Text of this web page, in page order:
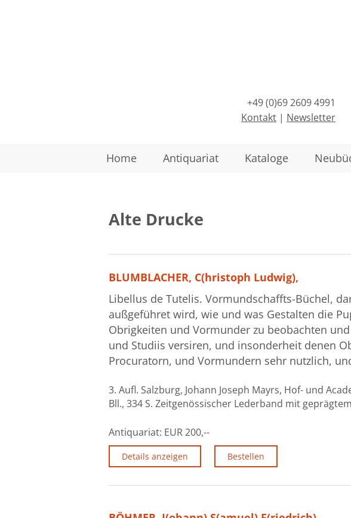
+49 (0)69 2609 4991
Kontakt | Newsletter
Home Antiquariat Kataloge
Alte Drucke
BLUMBLACHER, C(hristoph Ludwig),
Libellus de Tutelis. Vormundschaffts-Büchel,
außgeführet wird, wie und was Gestalten die
Obrigkeiten und Vormunder zu beobachten
und Studiis versiren, und insonderheit denen
Procuratorn, und Vormundern sehr nutzlich,
3. Aufl. Salzburg, Johann Joseph Mayrs, Hof- und
Bll., 334 S. Zeitgenössischer Lederband mit
Antiquariat: EUR 200,--
Details anzeigen Bestellen